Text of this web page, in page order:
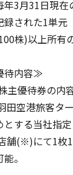
3月31日現在
録された1単元
株)以上所有
待内容≫
主優待券の内
空港旅客タ
とする当社指定
(※)にて1枚
。